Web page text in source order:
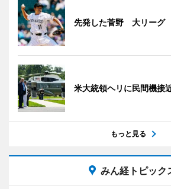
先発した菅野 大リーグ
米大統領ヘリに民間機接
もっと見る
みん経トピック